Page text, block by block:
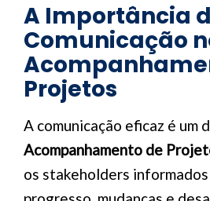
A Importância
Comunicação
Projetos
A comunicação eficaz é um
Acompanhamento de
os stakeholders